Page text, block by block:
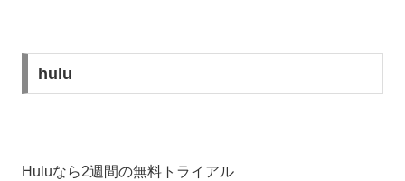
hulu
Huluなら2週間の無料トライアル